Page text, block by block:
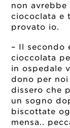
non avrebbe
ciococlata e
provato io.
– Il secondo
cioccolata
in ospedale
dono per
dissero che
un sogno
biscottate
mensa..